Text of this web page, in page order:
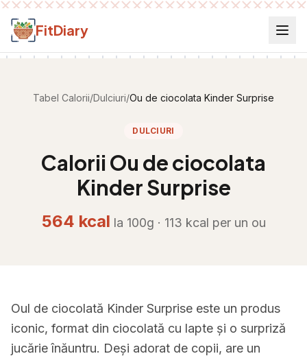
Salt la conținut
FitDiary
Tabel Calorii/Dulciuri/Ou de ciocolata Kinder Surprise
DULCIURI
Calorii Ou de ciocolata
Kinder Surprise
564 kcal la 100g · 113 kcal per un ou
Oul de ciocolată Kinder Surprise este un produs
iconic, format din ciocolată cu lapte și o surpriză
jucărie înăuntru. Deși adorat de copii, are un